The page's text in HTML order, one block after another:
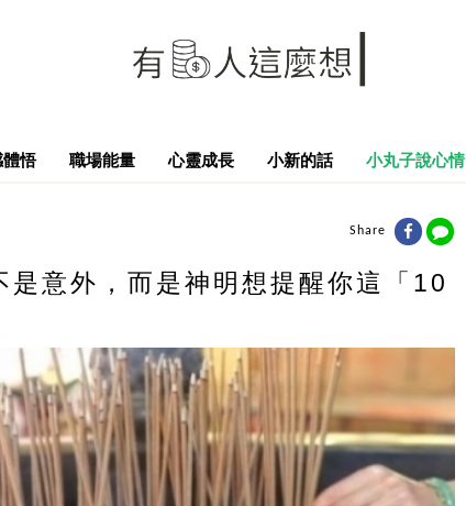
悟 職場能量 心靈成長 小新的話 小丸子說心情
Share
意外，而是神明想提醒你這「10